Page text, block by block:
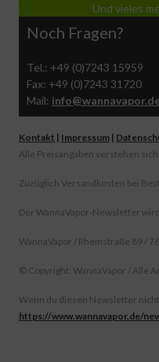
Und vieles
Noch Fragen?
Tel.: +49 (0)7243 15959
Fax: +49 (0)7243 31720
Mail:
Kontakt | Impressum |
Alle Preisangaben verstehen
Zuzüglich Versandkosten bei
Der WannaVapor-Newsletter
WannaVapor / Rheinstraße 89 /
© Copyright: WannaVapor / Alle
Wenn du diesen Newsletter
https://www.wannavapor.de/